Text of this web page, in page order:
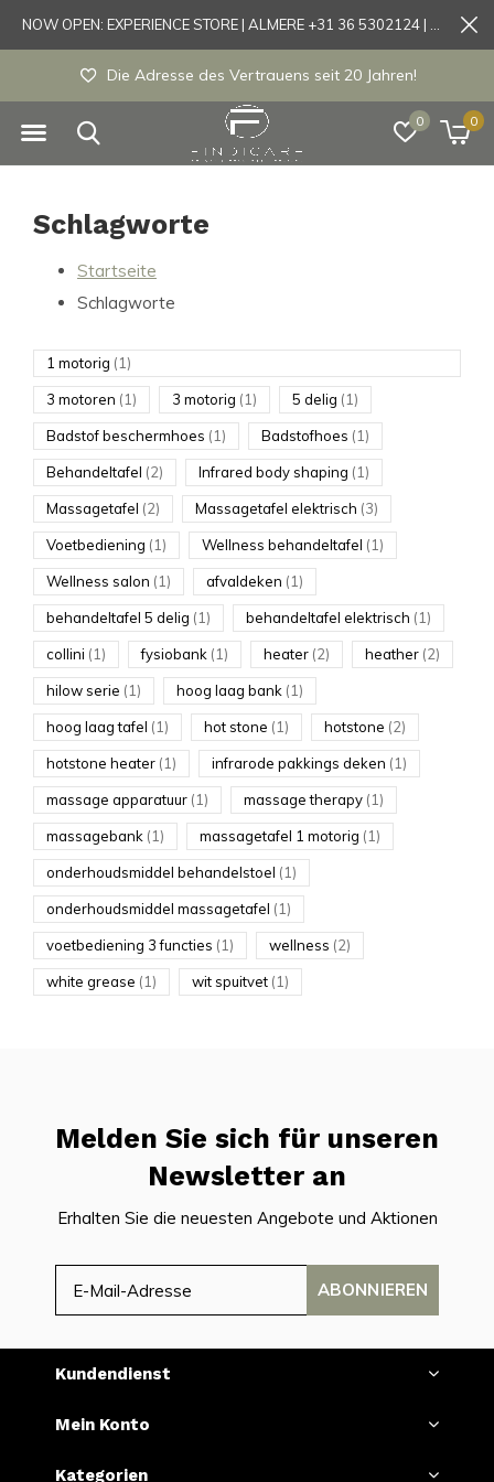
0 0
Die Adresse des Vertrauens seit 20 Jahren!
Schlagworte
Startseite
Schlagworte
1 motorig (1)
3 motoren (1) 3 motorig (1) 5 delig (1)
Badstof beschermhoes (1) Badstofhoes (1)
Behandeltafel (2) Infrared body shaping (1)
Massagetafel (2) Massagetafel elektrisch (3)
Voetbediening (1) Wellness behandeltafel (1)
Wellness salon (1) afvaldeken (1)
behandeltafel 5 delig (1) behandeltafel elektrisch (1)
collini (1) fysiobank (1) heater (2) heather (2)
hilow serie (1) hoog laag bank (1)
hoog laag tafel (1) hot stone (1) hotstone (2)
hotstone heater (1) infrarode pakkings deken (1)
massage apparatuur (1) massage therapy (1)
massagebank (1) massagetafel 1 motorig (1)
onderhoudsmiddel behandelstoel (1)
onderhoudsmiddel massagetafel (1)
voetbediening 3 functies (1) wellness (2)
white grease (1) wit spuitvet (1)
Melden Sie sich für unseren
Newsletter an
Erhalten Sie die neuesten Angebote und Aktionen
ABONNIEREN
Kundendienst
Mein Konto
Kategorien